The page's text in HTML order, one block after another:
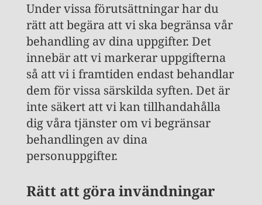
Under vissa förutsättningar har du
rätt att begära att vi ska begränsa vår
behandling av dina uppgifter. Det
innebär att vi markerar uppgifterna
så att vi i framtiden endast behandlar
dem för vissa särskilda syften. Det är
inte säkert att vi kan tillhandahålla
dig våra tjänster om vi begränsar
behandlingen av dina
personuppgifter.
Rätt att göra invändningar